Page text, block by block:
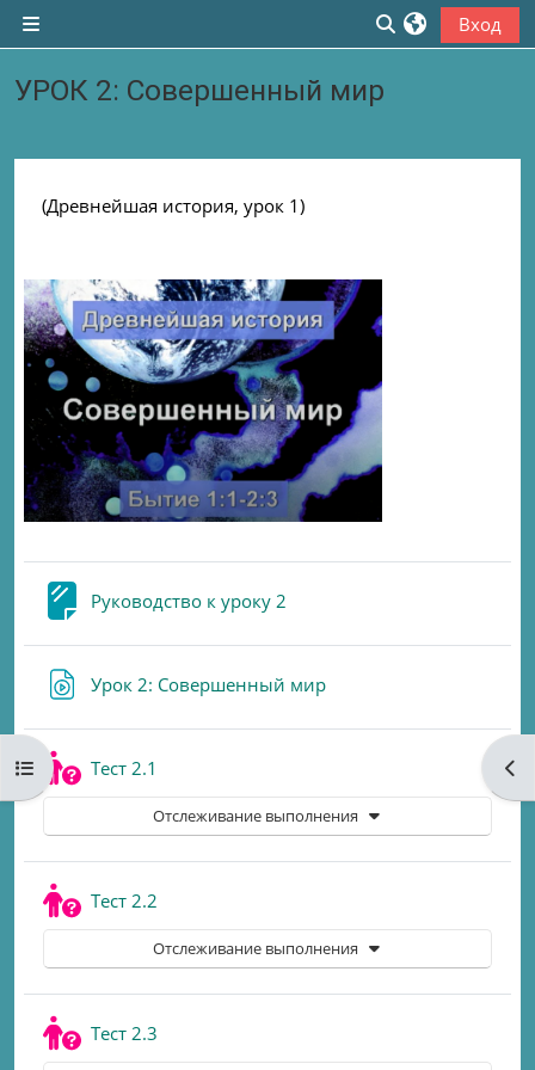
Перейти к основному содержанию
Боковая панель
Изменить
Вход
Открыть оглавление курса
УРОК 2: Совершенный мир
(Древнейшая история, урок 1)
Руководство к уроку 2
Урок 2: Совершенный мирГиперссылка
Тест 2.1
Отслеживание выполнения
Тест 2.2
Отслеживание выполнения
Тест 2.3